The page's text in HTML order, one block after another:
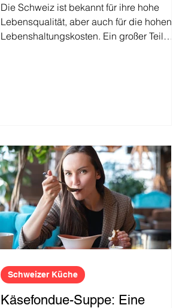
Die Schweiz ist bekannt für ihre hohe
Lebensqualität, aber auch für die hohen
Lebenshaltungskosten. Ein großer Teil
Käsefondue-Suppe: Eine
Schweizer Küche